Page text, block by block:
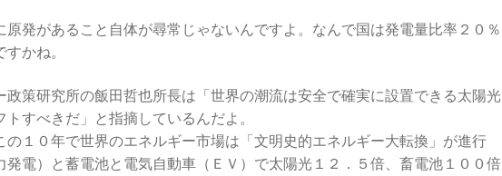
発があること自体が尋常じゃないんですよ。なんで国は発電量比率２０％
かね。
策研究所の飯田哲也所長は「世界の潮流は安全で確実に設置できる太陽光
すべきだ」と指摘しているんだよ。
の１０年で世界のエネルギー市場は「文明史的エネルギー大転換」が進行
発電）と蓄電池と電気自動車（ＥＶ）で太陽光１２．５倍、畜電池１００倍